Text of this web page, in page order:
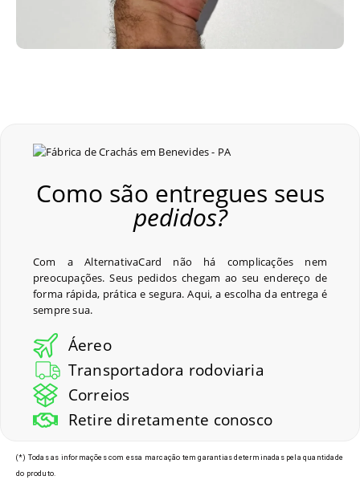
Como são entregues seus
pedidos?
Com a AlternativaCard não há complicações nem
preocupações. Seus pedidos chegam ao seu endereço de
forma rápida, prática e segura. Aqui, a escolha da entrega é
sempre sua.
Áereo
Transportadora rodoviaria
Correios
Retire diretamente conosco
(*) Todas as informações com essa marcação tem garantias determinadas pela quantidade
do produto.